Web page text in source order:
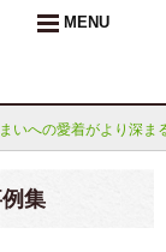
MENU
いへの愛着がより深ま
集